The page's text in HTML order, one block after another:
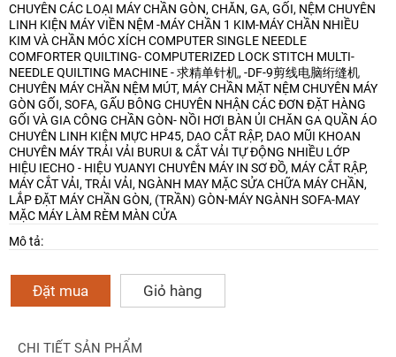
CHUYÊN CÁC LOẠI MÁY CHẦN GÒN, CHĂN, GA, GỐI, NỆM CHUYÊN
LINH KIỆN MÁY VIỀN NỆM -MÁY CHẦN 1 KIM-MÁY CHẦN NHIỀU
KIM VÀ CHẦN MÓC XÍCH COMPUTER SINGLE NEEDLE
COMFORTER QUILTING- COMPUTERIZED LOCK STITCH MULTI-
NEEDLE QUILTING MACHINE - 求精单针机, -DF-9剪线电脑绗缝机
CHUYÊN MÁY CHẦN NỆM MÚT, MÁY CHẦN MẶT NỆM CHUYÊN MÁY
GÒN GỐI, SOFA, GẤU BÔNG CHUYÊN NHẬN CÁC ĐƠN ĐẶT HÀNG
GỐI VÀ GIA CÔNG CHẦN GÒN- NỒI HƠI BÀN ỦI CHĂN GA QUẦN ÁO
CHUYÊN LINH KIỆN MỰC HP45, DAO CẮT RẬP, DAO MŨI KHOAN
CHUYÊN MÁY TRẢI VẢI BURUI & CẮT VẢI TỰ ĐỘNG NHIỀU LỚP
HIỆU IECHO - HIỆU YUANYI CHUYÊN MÁY IN SƠ ĐỒ, MÁY CẮT RẬP,
MÁY CẮT VẢI, TRẢI VẢI, NGÀNH MAY MẶCSỬA CHỮA MÁY CHẦN,
LẮP ĐẶT MÁY CHẦN GÒN, (TRẦN) GÒN-MÁY NGÀNH SOFA-MAY
MẶC MÁY LÀM RÈM MÀN CỬA
Mô tả:
Đặt mua Giỏ hàng
CHI TIẾT SẢN PHẨM